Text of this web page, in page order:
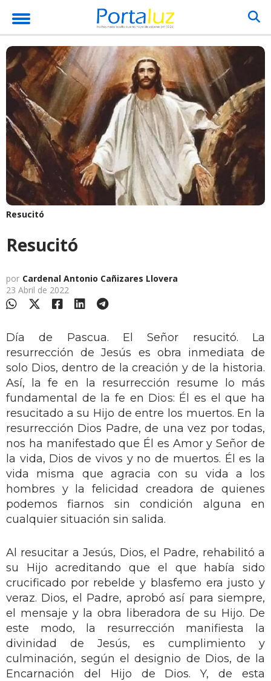
Resucitó
Resucitó
por Cardenal Antonio Cañizares Llovera
23 Abril de 2022
Día de Pascua. El Señor resucitó. La
resurrección de Jesús es obra inmediata de
solo Dios, dentro de la creación y de la historia.
Así, la fe en la resurrección resume lo más
fundamental de la fe en Dios: Él es el que ha
resucitado a su Hijo de entre los muertos. En la
resurrección Dios Padre, de una vez por todas,
nos ha manifestado que Él es Amor y Señor de
la vida, Dios de vivos y no de muertos. Él es la
vida misma que agracia con su vida a los
hombres y la felicidad creadora de quienes
podemos fiarnos sin condición alguna en
cualquier situación sin salida.
Al resucitar a Jesús, Dios, el Padre, rehabilitó a
su Hijo acreditando que el que había sido
crucificado por rebelde y blasfemo era justo y
veraz. Dios, el Padre, aprobó así para siempre,
el mensaje y la obra liberadora de su Hijo. De
este modo, la resurrección manifiesta la
divinidad de Jesús, es cumplimiento y
culminación, según el designio de Dios, de la
Encarnación del Hijo de Dios. Y, de esta